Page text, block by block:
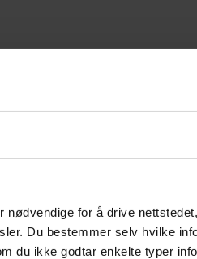
for å drive
Du bestemmer selv hvilke
du ikke godtar enkelte typer